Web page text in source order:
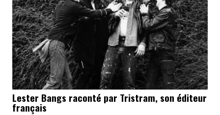
Lester Bangs raconté par Tristram, son éditeur
français